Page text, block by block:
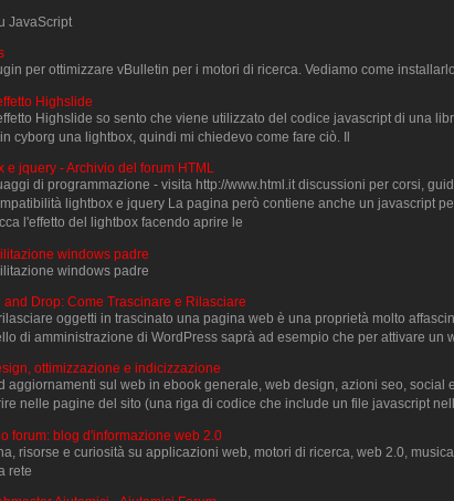
JavaScript
per ottimizzare vBulletin per i motori di ricerca. Vediamo come
Highslide
Highslide so sento che viene utilizzato del codice javascript di una
cyborg una lightbox, quindi mi chiedevo come fare ciò. Il
e jquery - Archivio del forum HTML
di programmazione - visita http://www.html.it discussioni per corsi,
lightbox e jquery La pagina però contiene anche un javascript
l'effetto del lightbox facendo aprire le
windows padre
windows padre
and Drop: Come Trascinare e Rilasciare
oggetti in trascinato una pagina web è una proprietà molto
di amministrazione di WordPress saprà ad esempio che per attivare un
ottimizzazione e indicizzazione
aggiornamenti sul web in ebook generale, web design, azioni seo, social
nelle pagine del sito (una riga di codice che include un file javascript
forum: blog d'informazione web 2.0
risorse e curiosità su applicazioni web, motori di ricerca, web 2.0,
rete